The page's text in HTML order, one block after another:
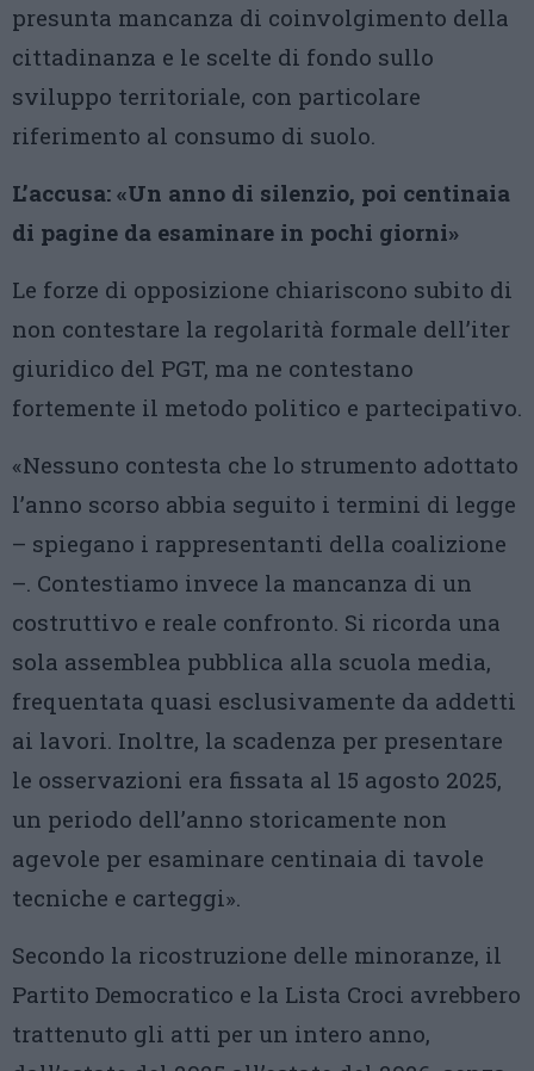
presunta mancanza di coinvolgimento della
cittadinanza e le scelte di fondo sullo
sviluppo territoriale, con particolare
riferimento al consumo di suolo.
L’accusa: «Un anno di silenzio, poi centinaia
di pagine da esaminare in pochi giorni»
Le forze di opposizione chiariscono subito di
non contestare la regolarità formale dell’iter
giuridico del PGT, ma ne contestano
fortemente il metodo politico e partecipativo.
«Nessuno contesta che lo strumento adottato
l’anno scorso abbia seguito i termini di legge
– spiegano i rappresentanti della coalizione
–. Contestiamo invece la mancanza di un
costruttivo e reale confronto. Si ricorda una
sola assemblea pubblica alla scuola media,
frequentata quasi esclusivamente da addetti
ai lavori. Inoltre, la scadenza per presentare
le osservazioni era fissata al 15 agosto 2025,
un periodo dell’anno storicamente non
agevole per esaminare centinaia di tavole
tecniche e carteggi».
Secondo la ricostruzione delle minoranze, il
Partito Democratico e la Lista Croci avrebbero
trattenuto gli atti per un intero anno,